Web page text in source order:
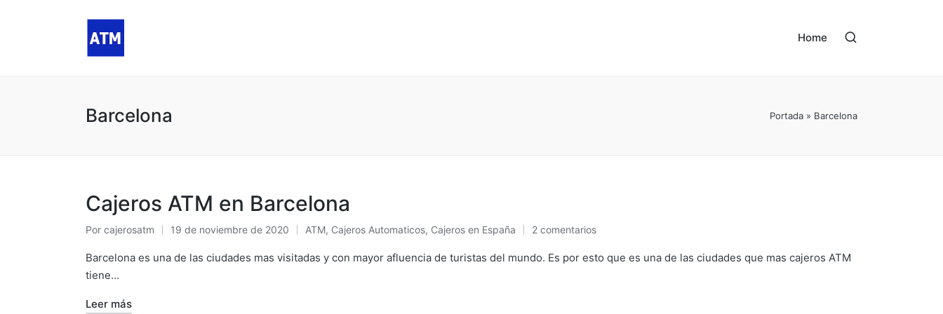
Home
Barcelona Portada » Barcelona
Cajeros ATM en Barcelona
Publicado
por
Por cajerosatm 19 de noviembre de 2020
Publicado
en
ATM, Cajeros Automaticos, Cajeros en España 2 comentarios
Barcelona es una de las ciudades mas visitadas y con mayor afluencia de turistas del mundo. Es por esto que es una de las ciudades que mas cajeros ATM
tiene…
Leer más